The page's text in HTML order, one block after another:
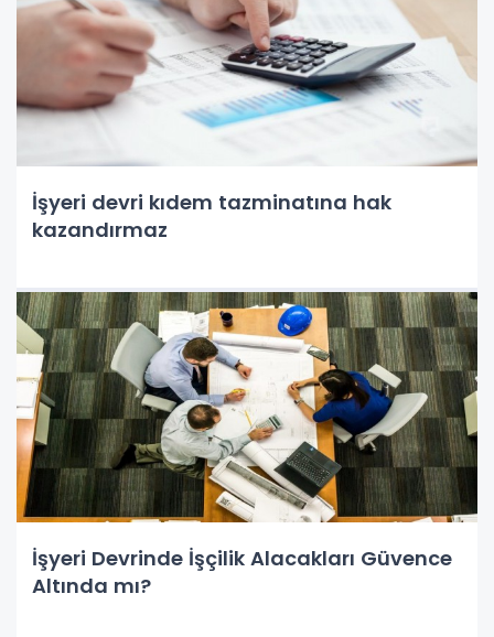
İşyeri devri kıdem tazminatına hak
kazandırmaz
İşyeri Devrinde İşçilik Alacakları Güvence
Altında mı?